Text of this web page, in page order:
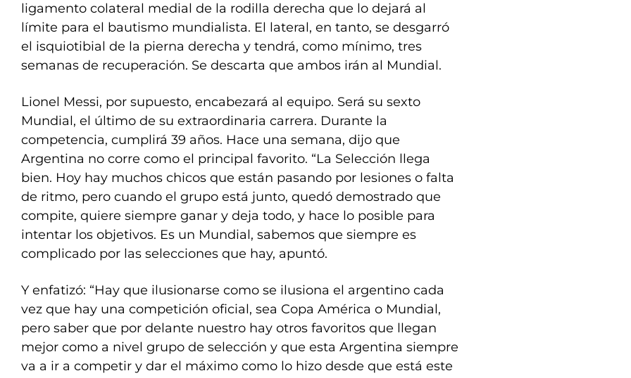
ligamento colateral medial de la rodilla derecha que lo dejará al
límite para el bautismo mundialista. El lateral, en tanto, se desgarró
el isquiotibial de la pierna derecha y tendrá, como mínimo, tres
semanas de recuperación. Se descarta que ambos irán al Mundial.
Lionel Messi, por supuesto, encabezará al equipo. Será su sexto
Mundial, el último de su extraordinaria carrera. Durante la
competencia, cumplirá 39 años. Hace una semana, dijo que
Argentina no corre como el principal favorito. “La Selección llega
bien. Hoy hay muchos chicos que están pasando por lesiones o falta
de ritmo, pero cuando el grupo está junto, quedó demostrado que
compite, quiere siempre ganar y deja todo, y hace lo posible para
intentar los objetivos. Es un Mundial, sabemos que siempre es
complicado por las selecciones que hay, apuntó.
Y enfatizó: “Hay que ilusionarse como se ilusiona el argentino cada
vez que hay una competición oficial, sea Copa América o Mundial,
pero saber que por delante nuestro hay otros favoritos que llegan
mejor como a nivel grupo de selección y que esta Argentina siempre
va a ir a competir y dar el máximo como lo hizo desde que está este